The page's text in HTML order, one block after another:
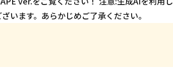
います。あらかじめご了承ください。